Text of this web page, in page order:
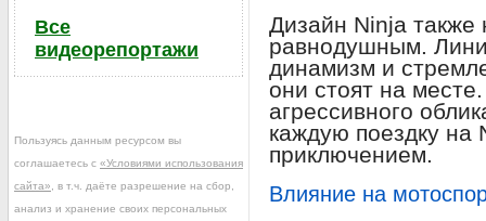
Дизайн Ninja также
равнодушным.
динамизм и
они стоят на
агрессивного
каждую поездку
приключением.
Влияние на
Все
видеорепортажи
Пользуясь данным ресурсом вы
соглашаетесь с «Условиями использования
сайта» , в т.ч. даёте разрешение на сбор,
анализ и хранение своих персональных